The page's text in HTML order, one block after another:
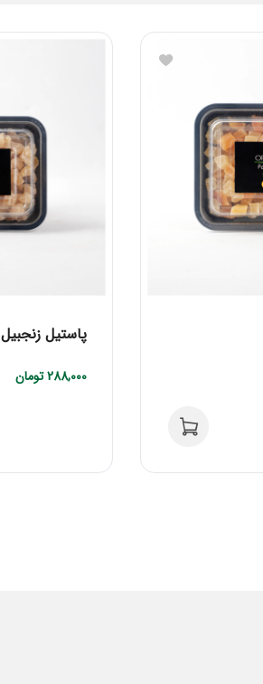
پاستیل زنجبیل
288,000تومان